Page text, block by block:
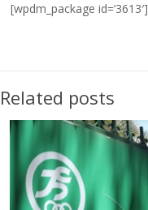
[wpdm_package id=’3613′]
Related posts